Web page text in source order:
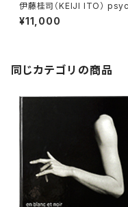
伊藤桂司（KEIJI ITO）
delia record vol.7
¥11,000
同じカテゴリの商品